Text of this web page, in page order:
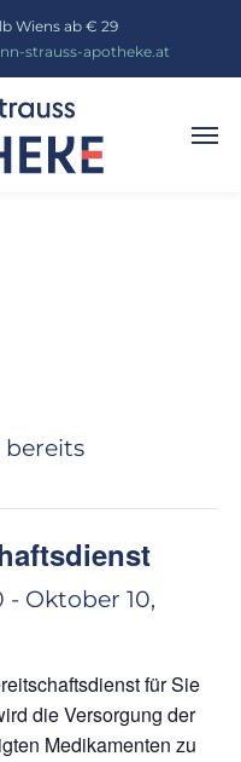
Wiens ab € 29
strauss-apotheke.at
bereits
- Oktober 10,
für Sie
die Versorgung der
Medikamenten zu